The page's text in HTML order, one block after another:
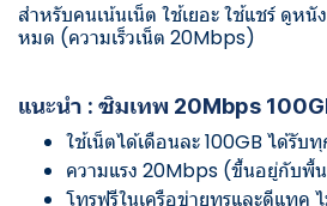
สำหรับคนเน้นเน็ต ใช้เยอะ ใช้แชร์ ดูห
หมด (ความเร็วเน็ต 20Mbps)
แนะนำ : ซิมเทพ 20Mbps
ใช้เน็ตได้เดือนละ 100GB ได้รับ
ความแรง 20Mbps (ขึ้นอยู่กับพื้
โทรฟรีในเครือข่ายทรูและดีแทค